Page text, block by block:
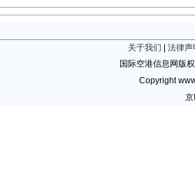
关于我们
法律声
国际空港信息网版
Copyright